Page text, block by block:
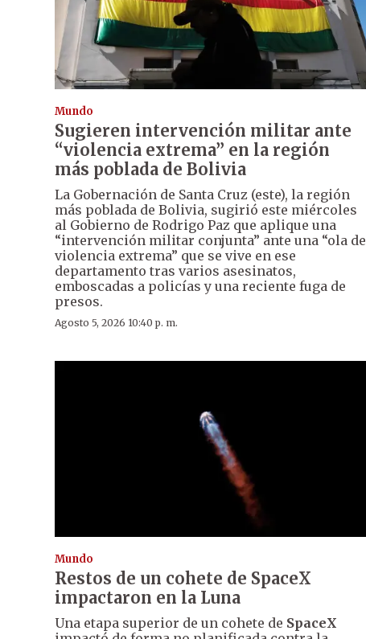
Mundo
Sugieren intervención militar ante
“violencia extrema” en la región
más poblada de Bolivia
La Gobernación de Santa Cruz (este), la región
más poblada de Bolivia, sugirió este miércoles
al Gobierno de Rodrigo Paz que aplique una
“intervención militar conjunta” ante una “ola de
violencia extrema” que se vive en ese
departamento tras varios asesinatos,
emboscadas a policías y una reciente fuga de
presos.
Agosto 5, 2026 10:40 p. m.
Mundo
Restos de un cohete de SpaceX
impactaron en la Luna
Una etapa superior de un cohete de SpaceX